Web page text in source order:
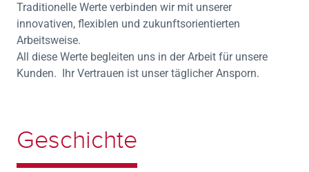
Traditionelle Werte verbinden wir mit unserer
innovativen, flexiblen und zukunftsorientierten
Arbeitsweise.
All diese Werte begleiten uns in der Arbeit für unsere
Kunden. Ihr Vertrauen ist unser täglicher Ansporn.
Geschichte